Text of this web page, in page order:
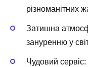
різноманітних
Затишна
зануренню у
Чудовий сервіс: